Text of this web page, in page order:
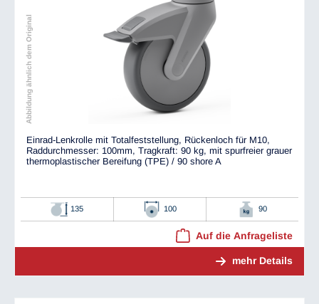
Abbildung ähnlich dem Original
Einrad-Lenkrolle mit Totalfeststellung, Rückenloch für M10,
Raddurchmesser: 100mm, Tragkraft: 90 kg, mit spurfreier grauer
thermoplastischer Bereifung (TPE) / 90 shore A
135 100 90
Auf die Anfrageliste
mehr Details